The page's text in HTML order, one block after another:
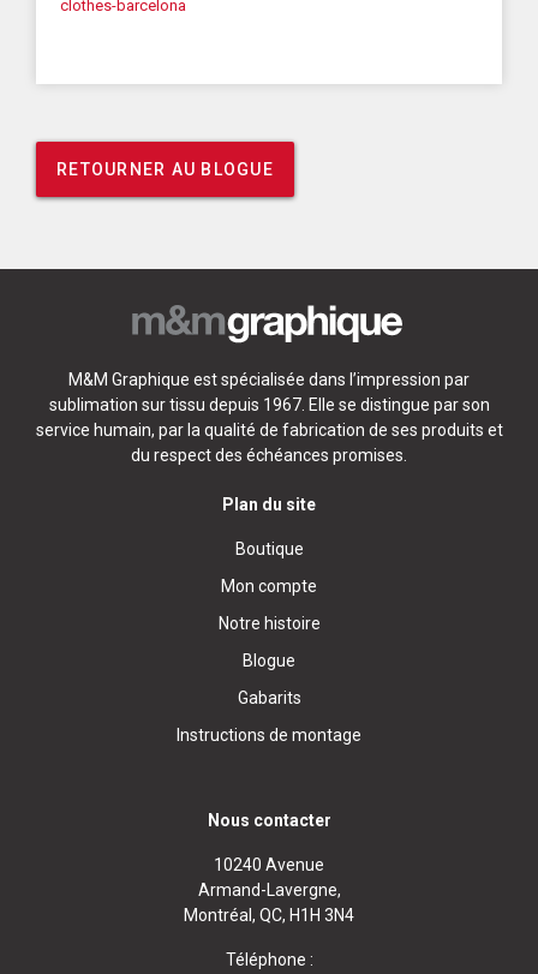
clothes-barcelona
RETOURNER AU BLOGUE
M&M Graphique est spécialisée dans l’impression par
sublimation sur tissu depuis 1967. Elle se distingue par son
service humain, par la qualité de fabrication de ses produits et
du respect des échéances promises.
Plan du site
Boutique
Mon compte
Notre histoire
Blogue
Gabarits
Instructions de montage
Nous contacter
10240 Avenue
Armand-Lavergne,
Montréal, QC, H1H 3N4
Téléphone :